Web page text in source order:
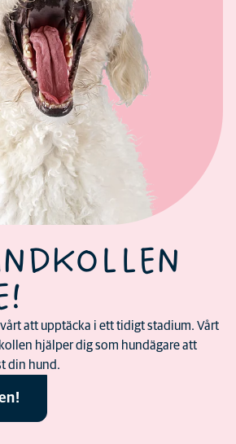
att upptäcka i ett tidigt stadium. Vårt
hjälper dig som hundägare att
din hund.